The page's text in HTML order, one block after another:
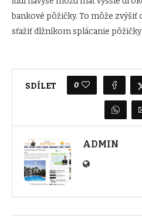
bankové pôžičky. To môže zvýšiť
sťažiť dlžníkom splácanie pôžičky
SDÍLET 0
ADMIN